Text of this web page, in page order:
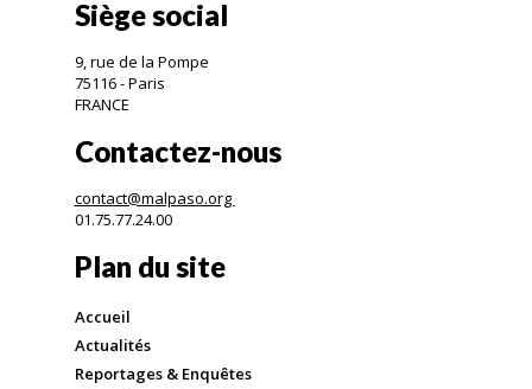
Siège social
9, rue de la Pompe
75116 - Paris
FRANCE
Contactez-nous
contact@malpaso.org
01.75.77.24.00
Plan du site
Accueil
Actualités
Reportages & Enquêtes